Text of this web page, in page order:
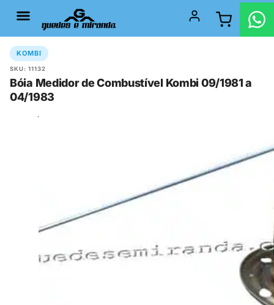
KOMBI
SKU: 11132
Bóia Medidor de Combustível Kombi 09/1981 a
04/1983